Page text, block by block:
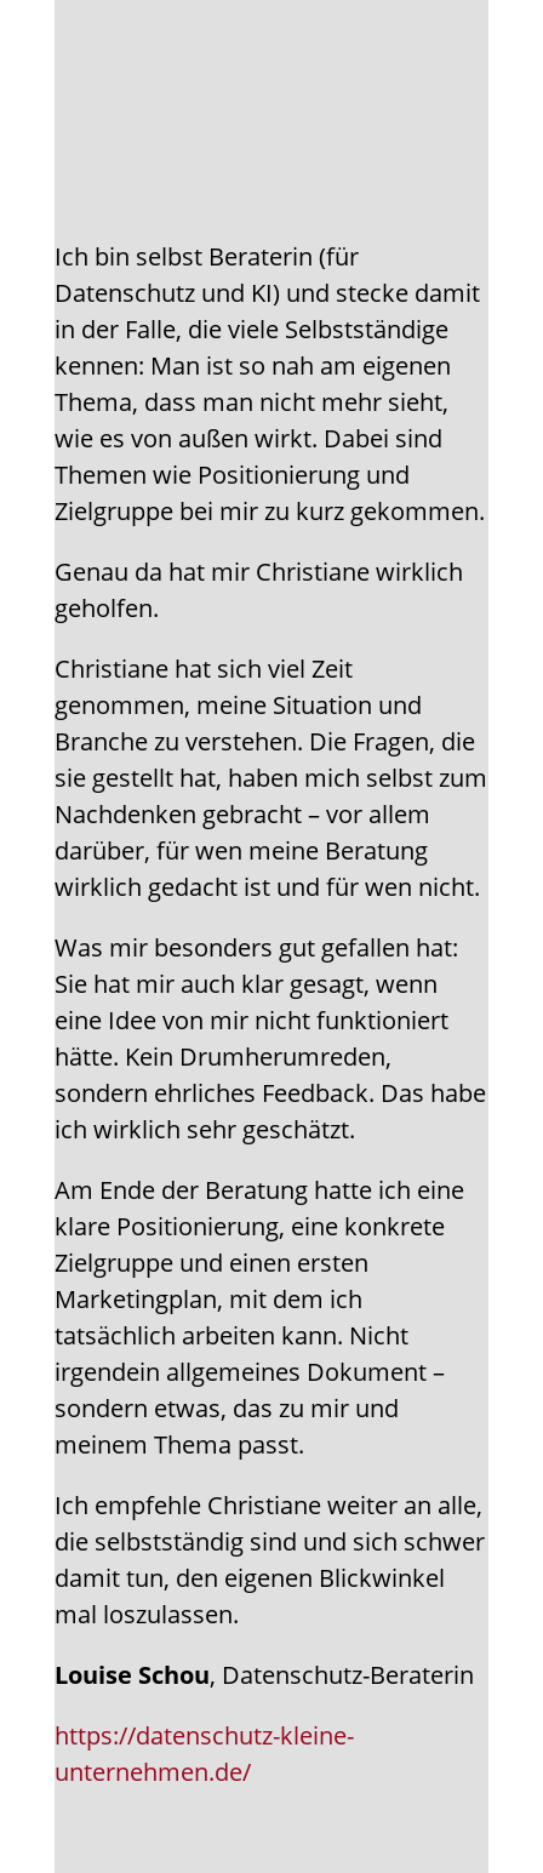
Ich bin selbst Beraterin (für
Datenschutz und KI) und stecke damit
in der Falle, die viele Selbstständige
kennen: Man ist so nah am eigenen
Thema, dass man nicht mehr sieht,
wie es von außen wirkt. Dabei sind
Themen wie Positionierung und
Zielgruppe bei mir zu kurz gekommen.
Genau da hat mir Christiane wirklich
geholfen.
Christiane hat sich viel Zeit
genommen, meine Situation und
Branche zu verstehen. Die Fragen, die
sie gestellt hat, haben mich selbst zum
Nachdenken gebracht – vor allem
darüber, für wen meine Beratung
wirklich gedacht ist und für wen nicht.
Was mir besonders gut gefallen hat:
Sie hat mir auch klar gesagt, wenn
eine Idee von mir nicht funktioniert
hätte. Kein Drumherumreden,
sondern ehrliches Feedback. Das habe
ich wirklich sehr geschätzt.
Am Ende der Beratung hatte ich eine
klare Positionierung, eine konkrete
Zielgruppe und einen ersten
Marketingplan, mit dem ich
tatsächlich arbeiten kann. Nicht
irgendein allgemeines Dokument –
sondern etwas, das zu mir und
meinem Thema passt.
Ich empfehle Christiane weiter an alle,
die selbstständig sind und sich schwer
damit tun, den eigenen Blickwinkel
mal loszulassen.
Louise Schou, Datenschutz-Beraterin
https://datenschutz-kleine-
unternehmen.de/